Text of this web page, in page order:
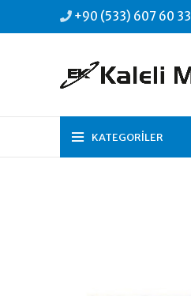
+90 (533) 607 60 33
KATEGORILER